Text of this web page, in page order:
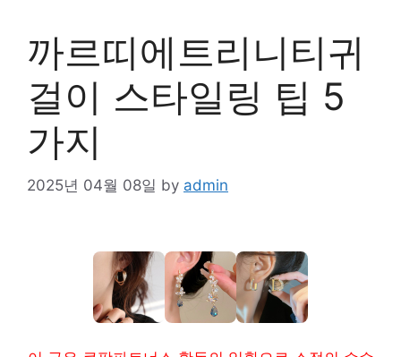
까르띠에트리니티귀
걸이 스타일링 팁 5
가지
2025년 04월 08일 by admin